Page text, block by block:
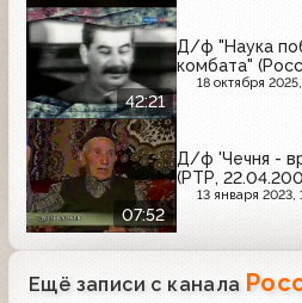
42:21
Д/ф "Наука
комбата"
18 октября
07:52
Д/ф 'Чечня -
(РТР,
13 января 2023,
Ещё записи с канала